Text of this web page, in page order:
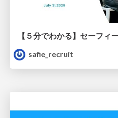
safie_recruit